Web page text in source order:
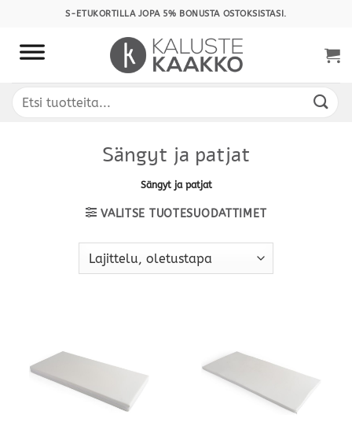
content
S-ETUKORTILLA JOPA 5% BONUSTA OSTOKSISTASI.
Etsi:
Sängyt ja patjat
Sängyt ja patjat
VALITSE TUOTESUODATTIMET